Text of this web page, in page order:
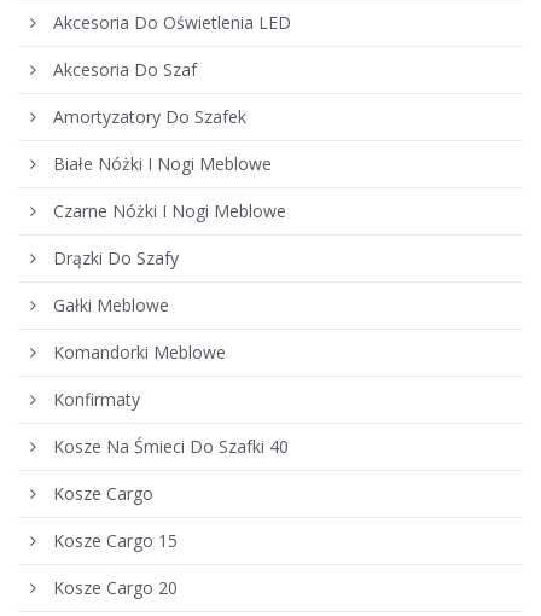
Akcesoria Do Oświetlenia LED
Akcesoria Do Szaf
Amortyzatory Do Szafek
Białe Nóżki I Nogi Meblowe
Czarne Nóżki I Nogi Meblowe
Drązki Do Szafy
Gałki Meblowe
Komandorki Meblowe
Konfirmaty
Kosze Na Śmieci Do Szafki 40
Kosze Cargo
Kosze Cargo 15
Kosze Cargo 20